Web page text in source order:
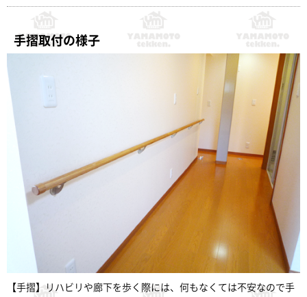
手摺取付の様子
【手摺】リハビリや廊下を歩く際には、何もなくては不安なので手